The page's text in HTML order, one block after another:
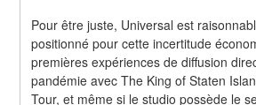
Pour être juste, Universal est
positionné pour cette incertitude
premières expériences de diffusion
pandémie avec The King of Staten
Tour, et même si le studio possède le